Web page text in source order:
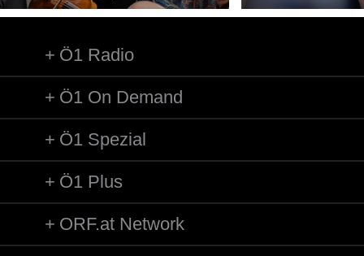
Ö1 Radio
Ö1 On Demand
Ö1 Spezial
Ö1 Plus
ORF.at Network